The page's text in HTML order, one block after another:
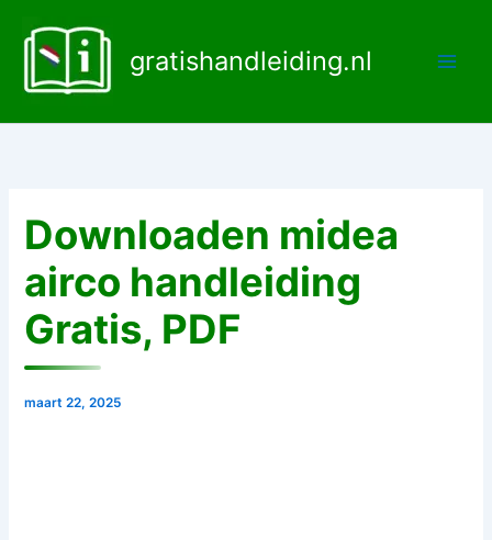
naar
inhoud
gratishandleiding.nl
Downloaden midea
airco handleiding
Gratis, PDF
maart 22, 2025